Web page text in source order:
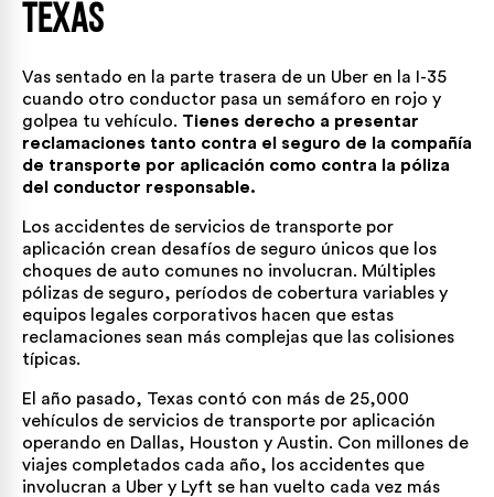
Texas
Vas sentado en la parte trasera de un Uber en la I-35
cuando otro conductor pasa un semáforo en rojo y
golpea tu vehículo. Tienes derecho a presentar
reclamaciones tanto contra el seguro de la compañía
de transporte por aplicación como contra la póliza
del conductor responsable.
Los accidentes de servicios de transporte por
aplicación crean desafíos de seguro únicos que los
choques de auto comunes no involucran. Múltiples
pólizas de seguro, períodos de cobertura variables y
equipos legales corporativos hacen que estas
reclamaciones sean más complejas que las colisiones
típicas.
El año pasado, Texas contó con más de 25,000
vehículos de servicios de transporte por aplicación
operando en Dallas, Houston y Austin. Con millones de
viajes completados cada año, los accidentes que
involucran a Uber y Lyft se han vuelto cada vez más